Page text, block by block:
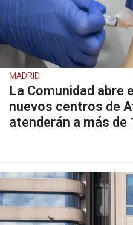
MADRID
La Comunidad abre
nuevos centros de
atenderán a más